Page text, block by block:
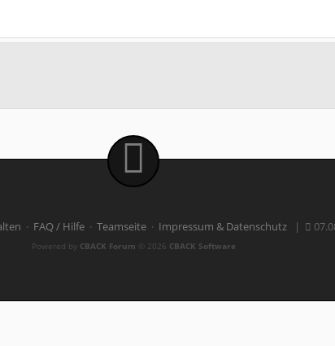
· FAQ / Hilfe · Teamseite · Impressum & Datenschutz |
Powered by CBACK Forum © 2026 CBACK Software